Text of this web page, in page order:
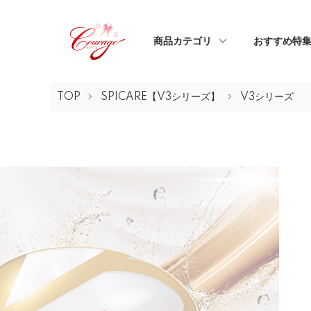
商品カテゴリ おすすめ特
TOP SPICARE【V3シリーズ】 V3シリーズ